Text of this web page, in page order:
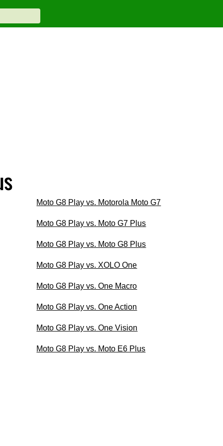
Moto G8 Play vs. Motorola Moto G7
Moto G8 Play vs. Moto G7 Plus
Moto G8 Play vs. Moto G8 Plus
Moto G8 Play vs. XOLO One
Moto G8 Play vs. One Macro
Moto G8 Play vs. One Action
Moto G8 Play vs. One Vision
Moto G8 Play vs. Moto E6 Plus